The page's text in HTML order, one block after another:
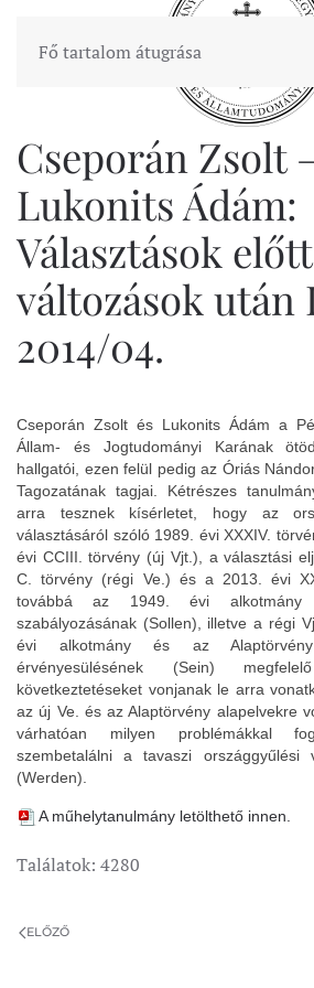
Fő tartalom átugrása
Cseporán Zsolt
Lukonits Ádám:
Választások
változások után
2014/04.
Cseporán Zsolt és Lukonits Ádám a
Állam- és Jogtudományi Karának
hallgatói, ezen felül pedig az Óriás
Tagozatának tagjai. Kétrészes
arra tesznek kísérletet, hogy az
választásáról szóló 1989. évi XXXIV.
évi CCIII. törvény (új Vjt.), a választási
C. törvény (régi Ve.) és a 2013. évi
továbbá az 1949. évi alkotmány
szabályozásának (Sollen), illetve a régi
évi alkotmány és az
érvényesülésének (Sein)
következtetéseket vonjanak le arra
az új Ve. és az Alaptörvény alapelvekre
várhatóan milyen problémákkal
szembetalálni a tavaszi országgyűlési
(Werden).
A műhelytanulmány letölthető innen.
Találatok: 4280
ELŐZŐ